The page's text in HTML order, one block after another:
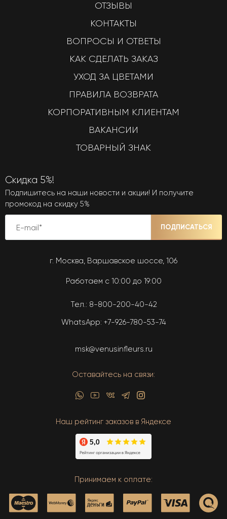
ОТЗЫВЫ
КОНТАКТЫ
ВОПРОСЫ И ОТВЕТЫ
КАК СДЕЛАТЬ ЗАКАЗ
УХОД ЗА ЦВЕТАМИ
ПРАВИЛА ВОЗВРАТА
КОРПОРАТИВНЫМ КЛИЕНТАМ
ВАКАНСИИ
ТОВАРНЫЙ ЗНАК
Скидка 5%!
Подпишитесь на наши новости и акции! И получите
промокод на скидку 5%
ПОДПИСАТЬСЯ
г. Москва, Варшавское шоссе, 106
Работаем с 10:00 до 19:00
Тел.: 8-800-200-40-42
WhatsApp: +7-926-780-53-74
msk@venusinfleurs.ru
Оставайтесь на связи:
Наш рейтинг заказов в Яндексе
Принимаем к оплате: